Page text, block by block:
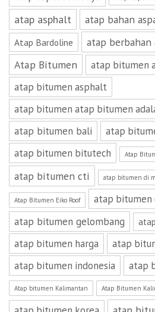
atap asphalt atap bahan
Atap Bardoline
atap berbahan
Atap Bitumen
atap bitumen
atap bitumen asphalt
atap bitumen atap bitumen
atap bitumen bali
atap
atap bitumen bitutech
Atap
atap bitumen cti atap bitumen di
Atap Bitumen Eiko Roof
atap bitumen
atap bitumen gelombang
atap bitumen harga
atap
atap bitumen indonesia
atap
Atap bitumen Kalimantan Atap Bitumen